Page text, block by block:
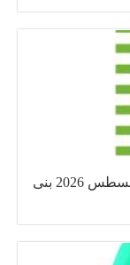
عروض خير زمان اليوم 2 اغسطس – 13 اغسطس 2026 بنى